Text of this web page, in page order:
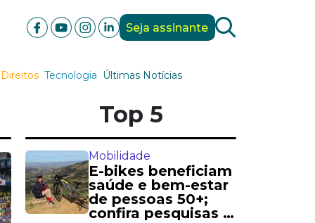
Seja assinante
Tecnologia Últimas Notícias
Top 5
Mobilidade
E-bikes beneficiam
saúde e bem-estar
de pessoas 50+;
confira pesquisas e